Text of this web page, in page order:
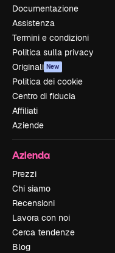
Documentazione
Assistenza
Termini e condizioni
Politica sulla privacy
Originali New
Politica dei cookie
Centro di fiducia
Affiliati
Aziende
Azienda
Prezzi
Chi siamo
Recensioni
Lavora con noi
Cerca tendenze
Blog